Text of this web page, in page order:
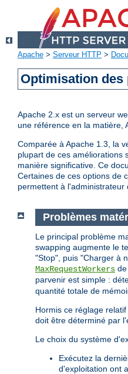
Apache > Serveur HTTP >
Optimisation
Apache 2.x est un serveur
une référence en la matière,
Comparée à Apache 1.3, la
plupart de ces améliorations
manière significative. Ce
Certaines de ces options de
permettent à
Problèmes
Le principal problème
swapping augmente le
"Stop", puis "Charger à
MaxRequestWorkers
parvenir est simple :
quantité totale de
Hormis ce réglage
doit être déterminé par
Le choix du système
Exécutez la
d'exploitation ont